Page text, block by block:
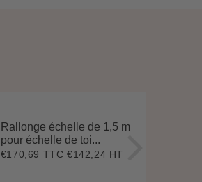
Rallonge échelle de 1,5 m
pour échelle de toi...
Prix
€170,69 TTC €170,69
€142,24 HT